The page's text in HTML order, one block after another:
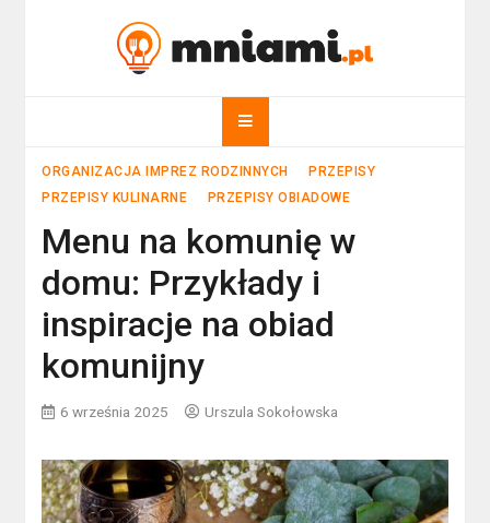
mniami.pl
ORGANIZACJA IMPREZ RODZINNYCH
PRZEPISY
PRZEPISY KULINARNE
PRZEPISY OBIADOWE
Menu na komunię w
domu: Przykłady i
inspiracje na obiad
komunijny
6 września 2025 Urszula Sokołowska